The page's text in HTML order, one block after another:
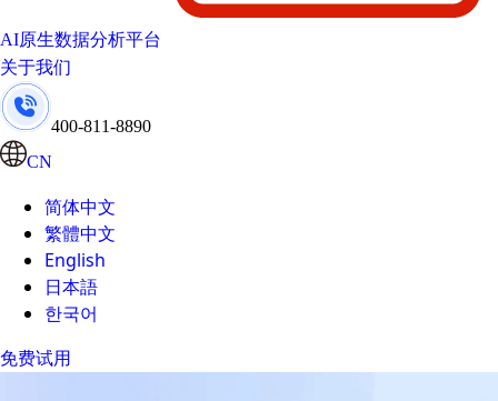
AI原生数据分析平台
关于我们
400-811-8890
CN
简体中文
繁體中文
English
日本語
한국어
免费试用